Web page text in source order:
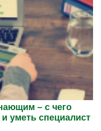
– с чего
уметь специалист